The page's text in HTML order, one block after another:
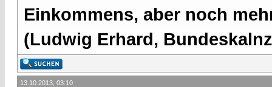
Einkommens, aber noch
(Ludwig Erhard,
13.10.2013, 03:10